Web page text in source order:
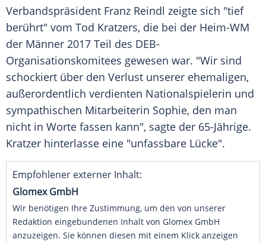
Verbandspräsident Franz Reindl zeigte sich "tief
berührt" vom Tod Kratzers, die bei der Heim-WM
der Männer 2017 Teil des DEB-
Organisationskomitees gewesen war. "Wir sind
schockiert über den Verlust unserer ehemaligen,
außerordentlich verdienten Nationalspielerin und
sympathischen Mitarbeiterin Sophie, den man
nicht in Worte fassen kann", sagte der 65-Jährige.
Kratzer hinterlasse eine "unfassbare Lücke".
Empfohlener externer Inhalt:
Glomex GmbH
Wir benötigen Ihre Zustimmung, um den von unserer
Redaktion eingebundenen Inhalt von Glomex GmbH
anzuzeigen. Sie können diesen mit einem Klick anzeigen